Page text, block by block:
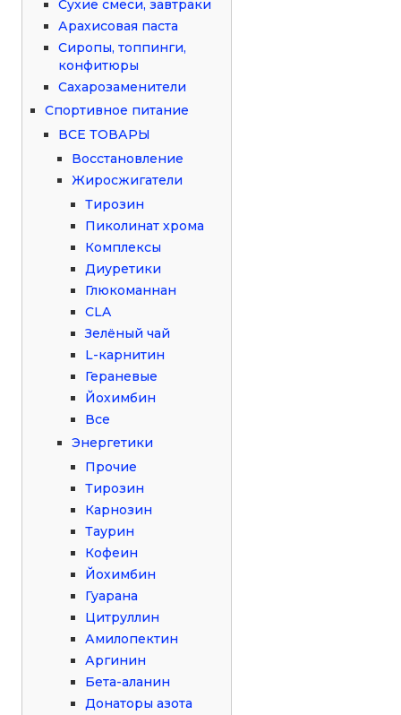
Сухие смеси, завтраки
Арахисовая паста
Сиропы, топпинги,
конфитюры
Сахарозаменители
Спортивное питание
ВСЕ ТОВАРЫ
Восстановление
Жиросжигатели
Тирозин
Пиколинат хрома
Комплексы
Диуретики
Глюкоманнан
CLA
Зелёный чай
L-карнитин
Гераневые
Йохимбин
Все
Энергетики
Прочие
Тирозин
Карнозин
Таурин
Кофеин
Йохимбин
Гуарана
Цитруллин
Амилопектин
Аргинин
Бета-аланин
Донаторы азота